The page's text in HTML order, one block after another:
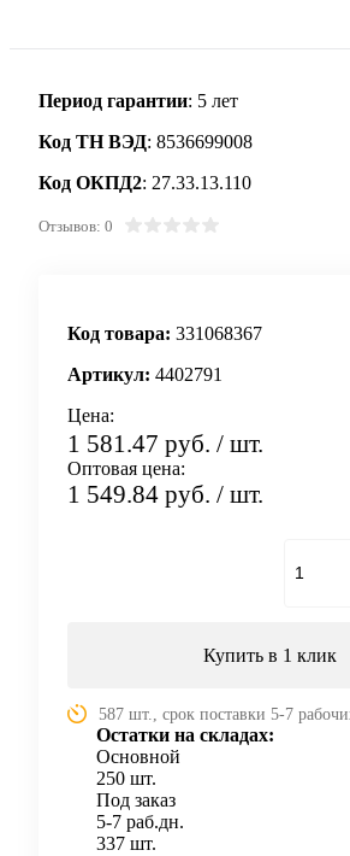
Период гарантии: 5 лет
Код ТН ВЭД: 8536699008
Код ОКПД2: 27.33.13.110
Отзывов: 0
Код товара: 331068367
Артикул: 4402791
Цена:
1 581.47 руб. / шт.
Оптовая цена:
1 549.84 руб. / шт.
Купить в 1 клик
587 шт., срок поставки 5-7
Остатки на складах:
Основной
250 шт.
Под заказ
5-7 раб.дн.
337 шт.